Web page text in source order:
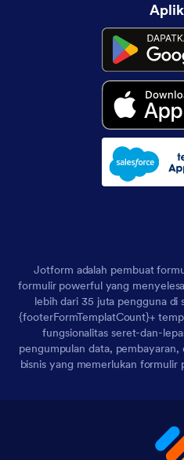
Jotform adalah pembuat
formulir powerful yang
lebih dari 35 juta pengguna di
{footerFormTemplatCount}+
fungsionalitas seret-dan-
pengumpulan data,
bisnis yang memerlukan formulir